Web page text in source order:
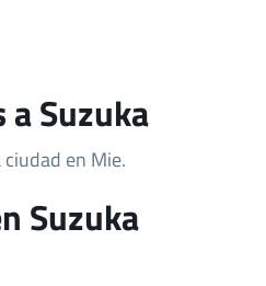
a Suzuka
en Mie.
Suzuka